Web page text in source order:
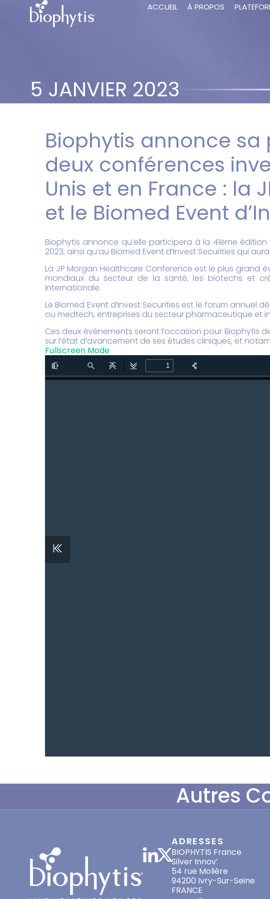
ACCUEIL À PROPOS
5 JANVIER 2023
Biophytis annonce
deux conférences
Unis et en France : la
et le Biomed Event
Biophytis annonce qu’elle participera à la 41ème édition
2023, ainsi qu’au Biomed Event d’Invest Securities qui
La JP Morgan Healthcare Conference est le plus grand
mondiaux du secteur de la santé, les biotechs et
internationale.
Le Biomed Event d’Invest Securities est le forum annuel
ou medtech, entreprises du secteur pharmaceutique et
Ces deux événements seront l’occasion pour Biophytis
sur l’état d’avancement de ses études cliniques, et
Fullscreen Mode
Autres
ADRESSES
BIOPHYTIS France
Silver Innov’
54 rue Molière
94200 Ivry-Sur-Seine
FRANCE